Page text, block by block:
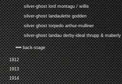
silver-ghost lord montagu / willis
silver-ghost landaulette godden
silver ghost torpedo arthur-mulliner
silver-ghost landau derby-ideal thrupp & maberly
•••• back-stage
1912
1913
1914